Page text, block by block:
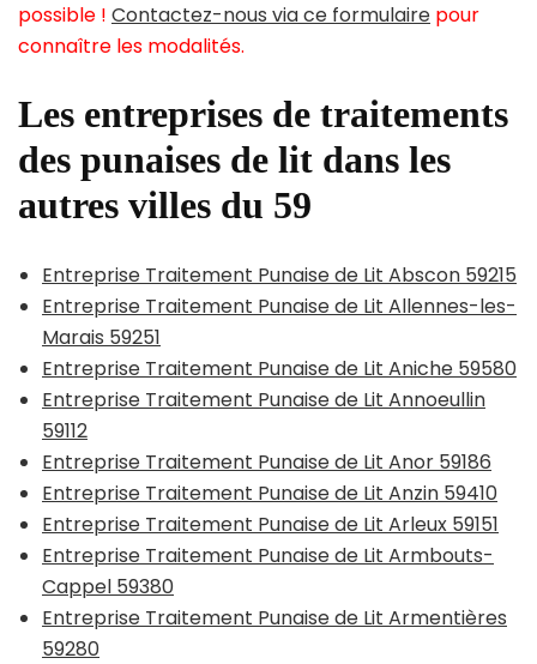
possible ! Contactez-nous via ce formulaire pour
connaître les modalités.
Les entreprises de traitements
des punaises de lit dans les
autres villes du 59
Entreprise Traitement Punaise de Lit Abscon 59215
Entreprise Traitement Punaise de Lit Allennes-les-
Marais 59251
Entreprise Traitement Punaise de Lit Aniche 59580
Entreprise Traitement Punaise de Lit Annoeullin
59112
Entreprise Traitement Punaise de Lit Anor 59186
Entreprise Traitement Punaise de Lit Anzin 59410
Entreprise Traitement Punaise de Lit Arleux 59151
Entreprise Traitement Punaise de Lit Armbouts-
Cappel 59380
Entreprise Traitement Punaise de Lit Armentières
59280